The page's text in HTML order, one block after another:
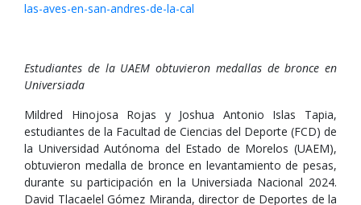
las-aves-en-san-andres-de-la-cal
Estudiantes de la UAEM obtuvieron medallas de bronce en
Universiada
Mildred Hinojosa Rojas y Joshua Antonio Islas Tapia,
estudiantes de la Facultad de Ciencias del Deporte (FCD) de
la Universidad Autónoma del Estado de Morelos (UAEM),
obtuvieron medalla de bronce en levantamiento de pesas,
durante su participación en la Universiada Nacional 2024.
David Tlacaelel Gómez Miranda, director de Deportes de la